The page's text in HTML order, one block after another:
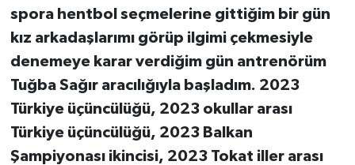
spora hentbol seçmelerine gittiğim bir gün
kız arkadaşlarımı görüp ilgimi çekmesiyle
denemeye karar verdiğim gün antrenörüm
Tuğba Sağır aracılığıyla başladım. 2023
Türkiye üçüncülüğü, 2023 okullar arası
Türkiye üçüncülüğü, 2023 Balkan
Şampiyonası ikincisi, 2023 Tokat iller arası